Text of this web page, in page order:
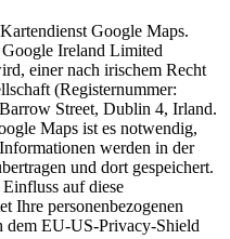
Google Maps.
Ireland Limited
einer nach irischem Recht
(Registernummer:
Street, Dublin 4, Irland.
Maps ist es notwendig,
werden in der
und dort gespeichert.
auf diese
Ihre personenbezogenen
dem EU-US-Privacy-Shield